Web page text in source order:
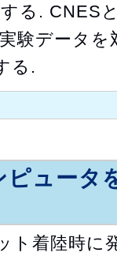
る. CNES
験データ
る.
ュータ
ト着陸時に